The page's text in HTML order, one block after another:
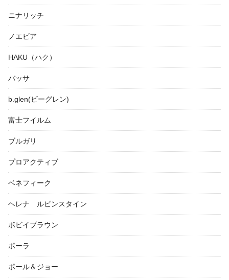
ニナリッチ
ノエビア
HAKU（ハク）
バッサ
b.glen(ビーグレン)
富士フイルム
ブルガリ
プロアクティブ
ベネフィーク
ヘレナ ルビンスタイン
ボビイブラウン
ポーラ
ポール＆ジョー